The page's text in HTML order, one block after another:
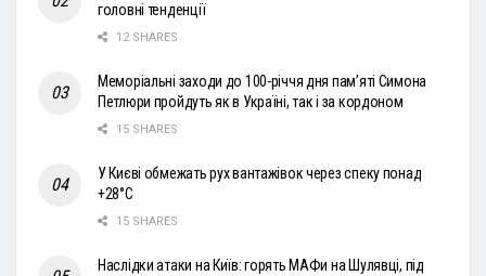
головні тенденції
12 SHARES
Меморіальні заходи до 100-річчя дня пам’яті Симона
Петлюри пройдуть як в Україні, так і за кордоном
15 SHARES
У Києві обмежать рух вантажівок через спеку понад
+28°С
15 SHARES
Наслідки атаки на Київ: горять МАФи на Шулявці, під